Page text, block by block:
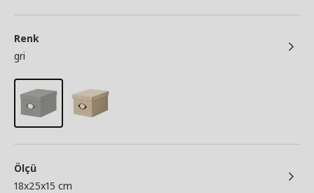
Renk
gri
Ölçü
18x25x15 cm